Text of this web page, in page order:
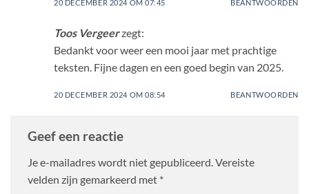
20 DECEMBER 2024 OM 07:45 BEANTWOORDEN
Toos Vergeerzegt:
Bedankt voor weer een mooi jaar met prachtige
teksten. Fijne dagen en een goed begin van 2025.
20 DECEMBER 2024 OM 08:54 BEANTWOORDEN
Geef een reactie
Je e-mailadres wordt niet gepubliceerd. Vereiste
velden zijn gemarkeerd met *